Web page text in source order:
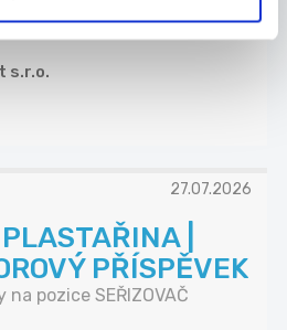
s.r.o.
27.07.2026
|
PŘÍSPĚVEK
pozice SEŘIZOVAČ